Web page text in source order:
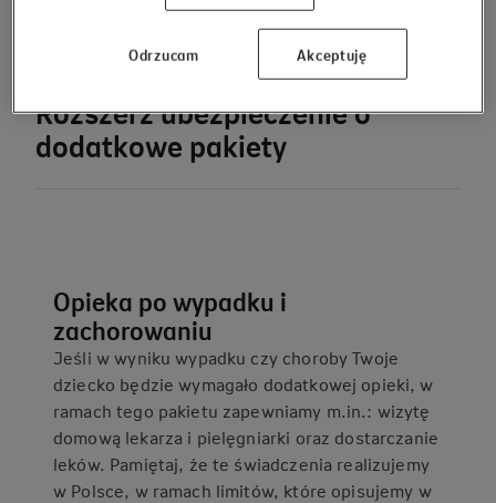
Rozszerz ubezpieczenie o
dodatkowe pakiety
Opieka po wypadku i
zachorowaniu
Jeśli w wyniku wypadku czy choroby Twoje
dziecko będzie wymagało dodatkowej opieki, w
ramach tego pakietu zapewniamy m.in.: wizytę
domową lekarza i pielęgniarki oraz dostarczanie
leków. Pamiętaj, że te świadczenia realizujemy
w Polsce, w ramach limitów, które opisujemy w
Odrzucam Akceptuję